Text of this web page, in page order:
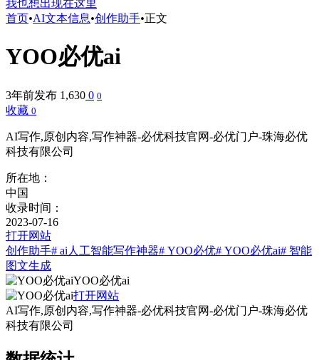
我也想出现在这里
首页•AI文本信息•创作助手•正文
YOO必优ai
3年前发布 1,630 0 0
收藏 0
AI写作,原创内容,写作神器-必优科技官网-必优门户-珠海必优
科技有限公司
所在地：
中国
收录时间：
2023-07-16
打开网站
创作助手# ai人工智能写作神器# YOO必优# YOO必优ai# 智能
图文生成
YOO必优ai
打开网站
AI写作,原创内容,写作神器-必优科技官网-必优门户-珠海必优
科技有限公司